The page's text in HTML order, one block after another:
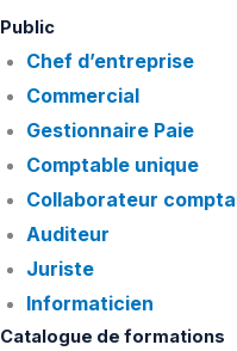
Public
Chef d’entreprise
Commercial
Gestionnaire Paie
Comptable unique
Collaborateur
Auditeur
Juriste
Informaticien
Catalogue de formations